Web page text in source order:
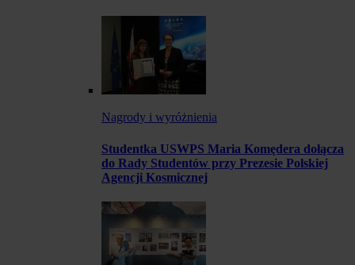
Nagrody i wyróżnienia
Studentka USWPS Maria Komędera dołącza
do Rady Studentów przy Prezesie Polskiej
Agencji Kosmicznej